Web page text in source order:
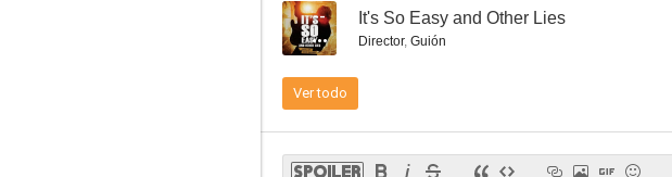
-- It's So Easy and Other Lies
Director, Guión
Ver todo